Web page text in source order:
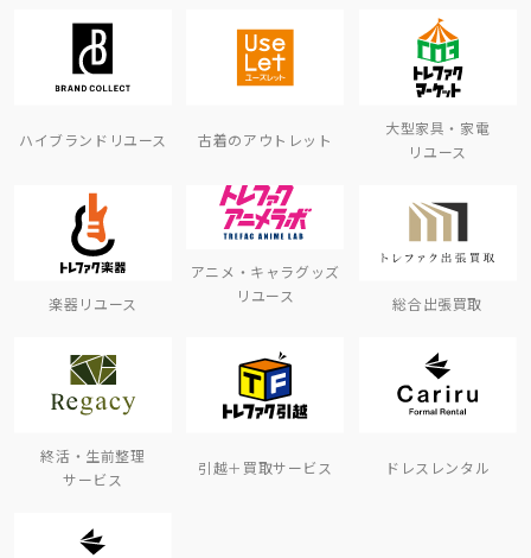
ハイブランドリユース 古着のアウトレット
大型家具・家電
リユース
楽器リユース
アニメ・キャラグッズ
リユース
総合出張買取
終活・生前整理
サービス
引越＋買取サービス ドレスレンタル